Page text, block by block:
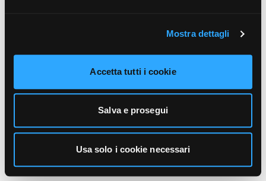
Mostra dettagli
Accetta tutti i cookie
Salva e prosegui
Usa solo i cookie necessari